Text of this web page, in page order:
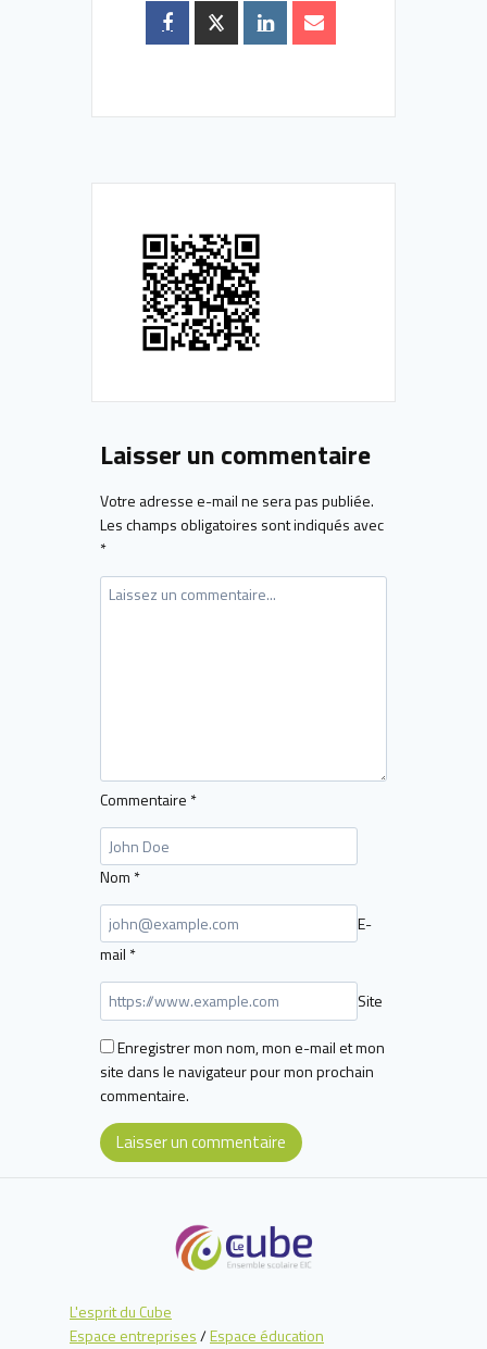
Laisser un commentaire
Votre adresse e-mail ne sera pas publiée.
Les champs obligatoires sont indiqués avec
*
Commentaire *
Nom *
E-
mail *
Site
Enregistrer mon nom, mon e-mail et mon
site dans le navigateur pour mon prochain
commentaire.
L'esprit du Cube
Espace entreprises/Espace éducation